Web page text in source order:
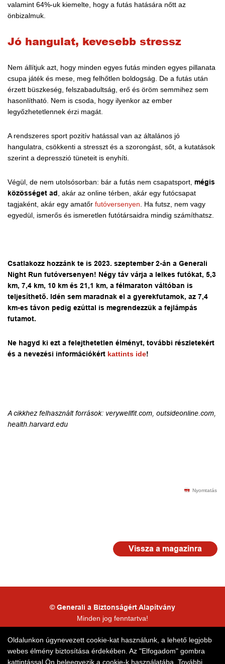
valamint 64%-uk kiemelte, hogy a futás hatására nőtt az
önbizalmuk.
Jó hangulat, kevesebb stressz
Nem állítjuk azt, hogy minden egyes futás minden egyes pillanata
csupa játék és mese, meg felhőtlen boldogság. De a futás után
érzett büszkeség, felszabadultság, erő és öröm semmihez sem
hasonlítható. Nem is csoda, hogy ilyenkor az ember
legyőzhetetlennek érzi magát.
A rendszeres sport pozitív hatással van az általános jó
hangulatra, csökkenti a stresszt és a szorongást, sőt, a kutatások
szerint a depresszió tüneteit is enyhíti.
Végül, de nem utolsósorban: bár a futás nem csapatsport, mégis
közösséget ad, akár az online térben, akár egy futócsapat
tagjaként, akár egy amatőr futóversenyen. Ha futsz, nem vagy
egyedül, ismerős és ismeretlen futótársaidra mindig számíthatsz.
Csatlakozz hozzánk te is 2023. szeptember 2-án a Generali
Night Run futóversenyen! Négy táv várja a lelkes futókat, 5,3
km, 7,4 km, 10 km és 21,1 km, a félmaraton váltóban is
teljesíthető. Idén sem maradnak el a gyerekfutamok, az 7,4
km-es távon pedig ezúttal is megrendezzük a fejlámpás
futamot.
Ne hagyd ki ezt a felejthetetlen élményt, további részletekért
és a nevezési információkért kattints ide!
A cikkhez felhasznált források: verywellfit.com, outsideonline.com,
health.harvard.edu
Nyomtatás
Vissza a magazinra
Oldalunkon úgynevezett cookie-kat használunk, a lehető legjobb
webes élmény biztosítása érdekében. Az "Elfogadom" gombra
kattintással Ön beleegyezik a cookie-k használatába. További
© Generali a Biztonságért Alapítvány
Minden jog fenntartva!
Kapcsolattartói adatkezelés
Honlaptérkép